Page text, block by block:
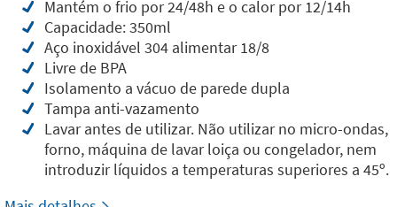
Mantém o frio por 24/48h e o calor por 12/14h
Capacidade: 350ml
Aço inoxidável 304 alimentar 18/8
Livre de BPA
Isolamento a vácuo de parede dupla
Tampa anti-vazamento
Lavar antes de utilizar. Não utilizar no micro-ondas,
forno, máquina de lavar loiça ou congelador, nem
introduzir líquidos a temperaturas superiores a 45º.